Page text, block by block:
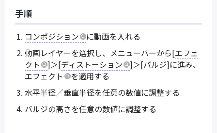
手順
コンポジション
に動画を入れる
動画レイヤーを選択し、メニューバーから[エフェ
クト
]＞[ディストーション
]＞[バルジ]に進み、
エフェクト
を適用する
水平半径／垂直半径を任意の数値に調整する
バルジの高さを任意の数値に調整する